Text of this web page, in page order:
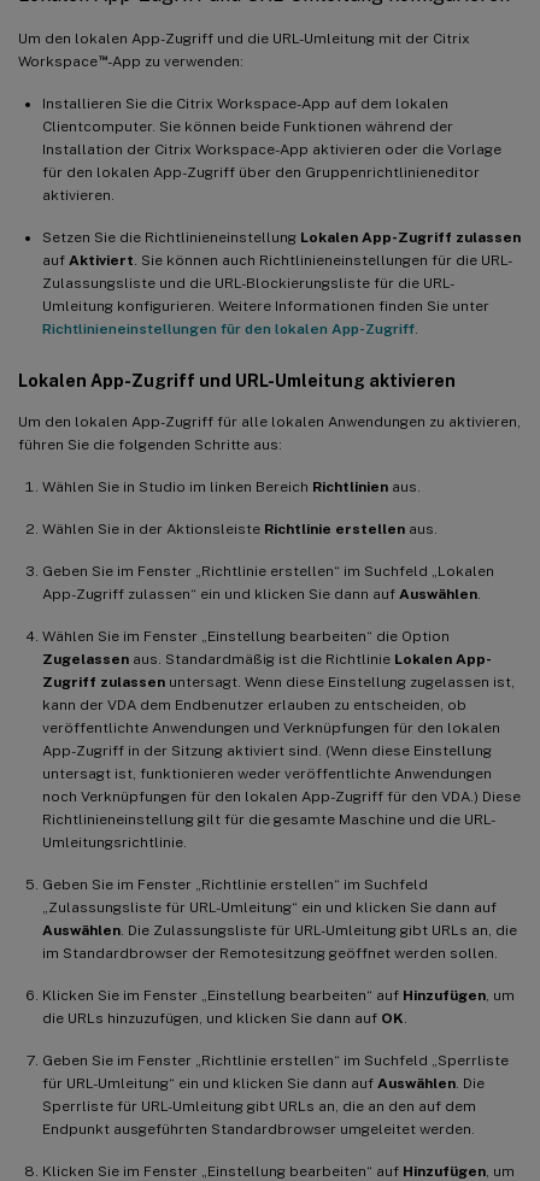
Um den lokalen App-Zugriff und die URL-Umleitung mit der Citrix
Workspace™-App zu verwenden:
Installieren Sie die Citrix Workspace-App auf dem lokalen
Clientcomputer. Sie können beide Funktionen während der
Installation der Citrix Workspace-App aktivieren oder die Vorlage
für den lokalen App-Zugriff über den Gruppenrichtlinieneditor
aktivieren.
Setzen Sie die Richtlinieneinstellung Lokalen App-Zugriff zulassen
auf Aktiviert . Sie können auch Richtlinieneinstellungen für die URL-
Zulassungsliste und die URL-Blockierungsliste für die URL-
Umleitung konfigurieren. Weitere Informationen finden Sie unter
Richtlinieneinstellungen für den lokalen App-Zugriff
Lokalen App-Zugriff und URL-Umleitung aktivieren
Um den lokalen App-Zugriff für alle lokalen Anwendungen zu aktivieren,
führen Sie die folgenden Schritte aus:
Wählen Sie in Studio im linken Bereich Richtlinien aus.
Wählen Sie in der Aktionsleiste Richtlinie erstellen aus.
Geben Sie im Fenster „Richtlinie erstellen“ im Suchfeld „Lokalen
App-Zugriff zulassen“ ein und klicken Sie dann auf Auswählen
Wählen Sie im Fenster „Einstellung bearbeiten“ die Option
Zugelassen aus. Standardmäßig ist die Richtlinie Lokalen App-
Zugriff zulassen untersagt. Wenn diese Einstellung zugelassen ist,
kann der VDA dem Endbenutzer erlauben zu entscheiden, ob
veröffentlichte Anwendungen und Verknüpfungen für den lokalen
App-Zugriff in der Sitzung aktiviert sind. (Wenn diese Einstellung
untersagt ist, funktionieren weder veröffentlichte Anwendungen
noch Verknüpfungen für den lokalen App-Zugriff für den VDA.) Diese
Richtlinieneinstellung gilt für die gesamte Maschine und die URL-
Umleitungsrichtlinie.
Geben Sie im Fenster „Richtlinie erstellen“ im Suchfeld
„Zulassungsliste für URL-Umleitung“ ein und klicken Sie dann auf
Auswählen . Die Zulassungsliste für URL-Umleitung gibt URLs an, die
im Standardbrowser der Remotesitzung geöffnet werden sollen.
Klicken Sie im Fenster „Einstellung bearbeiten“ auf Hinzufügen , um
die URLs hinzuzufügen, und klicken Sie dann auf OK
Geben Sie im Fenster „Richtlinie erstellen“ im Suchfeld „Sperrliste
für URL-Umleitung“ ein und klicken Sie dann auf Auswählen . Die
Sperrliste für URL-Umleitung gibt URLs an, die an den auf dem
Endpunkt ausgeführten Standardbrowser umgeleitet werden.
Klicken Sie im Fenster „Einstellung bearbeiten“ auf Hinzufügen , um